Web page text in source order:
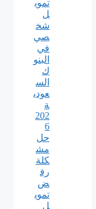
تموي
ل
شخ
صي
في
البنو
ك
الس
عودي
ة
202
6
حل
مش
كلة
رف
ض
تموي
ل